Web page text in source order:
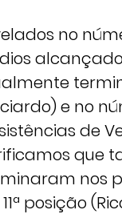
no
e no
de
que
nos
posição